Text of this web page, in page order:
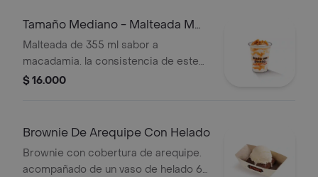
Tamaño Mediano - Malteada M
De Macadamia
Malteada de 355 ml sabor a
macadamia. la consistencia de este
producto puede variar debido al
$ 16.000
Brownie De Arequipe Con Helado
Brownie con cobertura de arequipe.
acompañado de un vaso de helado 60